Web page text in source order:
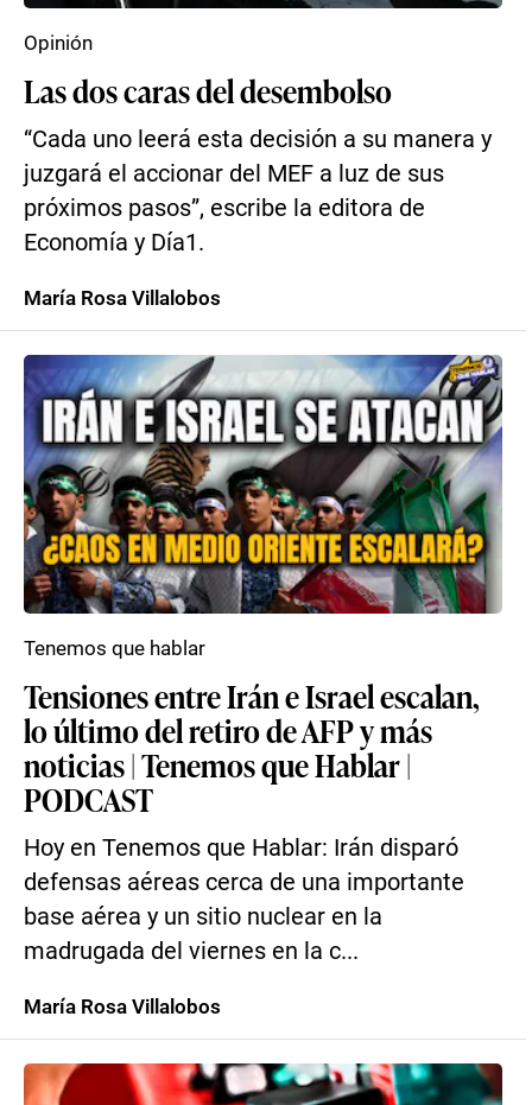
Las dos caras del desembolso
“Cada uno leerá esta decisión a su manera y
juzgará el accionar del MEF a luz de sus
próximos pasos”, escribe la editora de
Economía y Día1.
Opinión
María Rosa Villalobos
Tensiones entre Irán e Israel escalan,
lo último del retiro de AFP y más
noticias | Tenemos que Hablar |
PODCAST
Hoy en Tenemos que Hablar: Irán disparó
defensas aéreas cerca de una importante
base aérea y un sitio nuclear en la
madrugada del viernes en la c...
Tenemos que hablar
María Rosa Villalobos